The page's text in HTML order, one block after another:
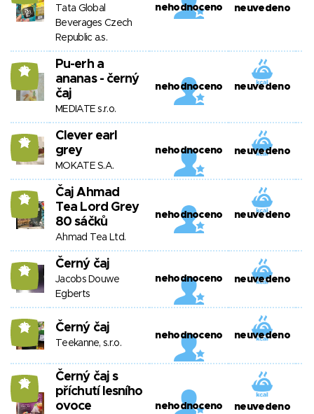
Tata Global
Beverages Czech
Republic a.s.
nehodnoceno neuvedeno
13
Pu-erh a
ananas - černý
čaj
MEDIATE s.r.o.
nehodnoceno neuvedeno
12
Clever earl
grey
MOKATE S.A.
nehodnoceno neuvedeno
12
Čaj Ahmad
Tea Lord Grey
80 sáčků
Ahmad Tea Ltd.
nehodnoceno neuvedeno
12 Černý čaj
Jacobs Douwe
Egberts
nehodnoceno neuvedeno
12 Černý čaj
Teekanne, s.r.o.
nehodnoceno neuvedeno
12
Černý čaj s
příchutí lesního
ovoce
nehodnoceno neuvedeno